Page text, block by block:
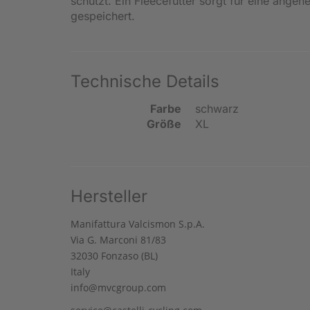
gespeichert.
Technische Details
Farbe
schwarz
Größe
XL
Hersteller
Manifattura Valcismon S.p.A.
Via G. Marconi 81/83
32030 Fonzaso (BL)
Italy
info@mvcgroup.com